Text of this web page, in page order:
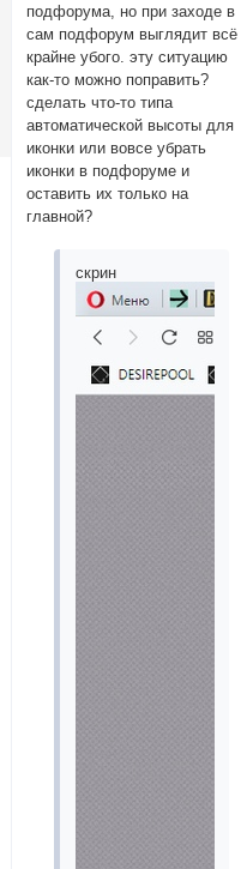
подфорума, но при заходе в
сам подфорум выглядит всё
крайне убого. эту ситуацию
как-то можно поправить?
сделать что-то типа
автоматической высоты для
иконки или вовсе убрать
иконки в подфоруме и
оставить их только на
главной?
скрин